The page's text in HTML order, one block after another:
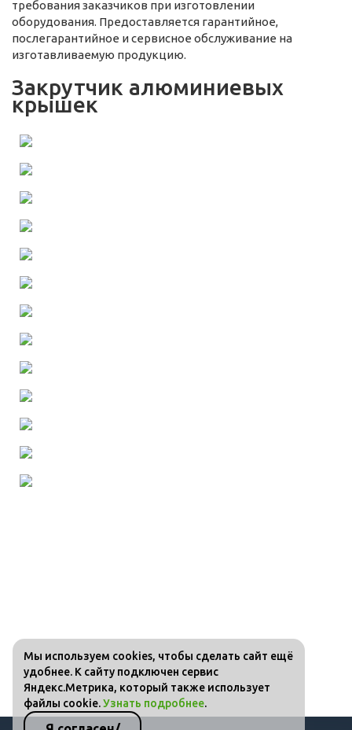
требования заказчиков при изготовлении
оборудования. Предоставляется гарантийное,
послегарантийное и сервисное обслуживание на
изготавливаемую продукцию.
Закрутчик алюминиевых
крышек
Мы используем cookies, чтобы сделать сайт ещё
удобнее. К сайту подключен сервис
Яндекс.Метрика, который также использует
файлы cookie.Узнать подробнее.